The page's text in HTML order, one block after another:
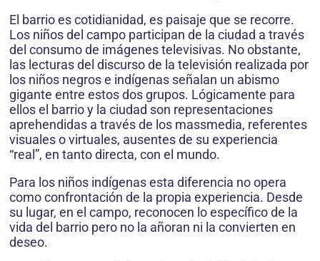
El barrio es cotidianidad, es paisaje que se recorre.
Los niños del campo participan de la ciudad a través
del consumo de imágenes televisivas. No obstante,
las lecturas del discurso de la televisión realizada por
los niños negros e indígenas señalan un abismo
gigante entre estos dos grupos. Lógicamente para
ellos el barrio y la ciudad son representaciones
aprehendidas a través de los massmedia, referentes
visuales o virtuales, ausentes de su experiencia
“real”, en tanto directa, con el mundo.
Para los niños indígenas esta diferencia no opera
como confrontación de la propia experiencia. Desde
su lugar, en el campo, reconocen lo específico de la
vida del barrio pero no la añoran ni la convierten en
deseo.